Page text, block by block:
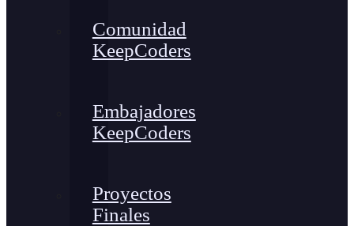
Comunidad
KeepCoders
Embajadores
KeepCoders
Proyectos
Finales